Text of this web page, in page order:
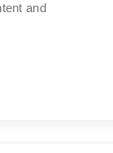
and